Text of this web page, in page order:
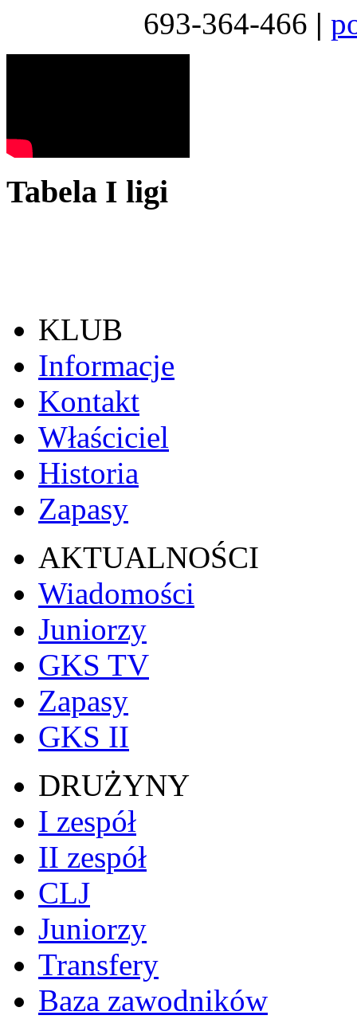
693-364-466 |
Tabela I ligi
KLUB
Informacje
Kontakt
Właściciel
Historia
Zapasy
AKTUALNOŚCI
Wiadomości
Juniorzy
GKS TV
Zapasy
GKS II
DRUŻYNY
I zespół
II zespół
CLJ
Juniorzy
Transfery
Baza zawodników